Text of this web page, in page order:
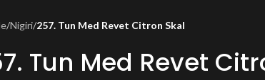
/Nigiri/257. Tun Med Revet Citron Skal
Tun Med Revet